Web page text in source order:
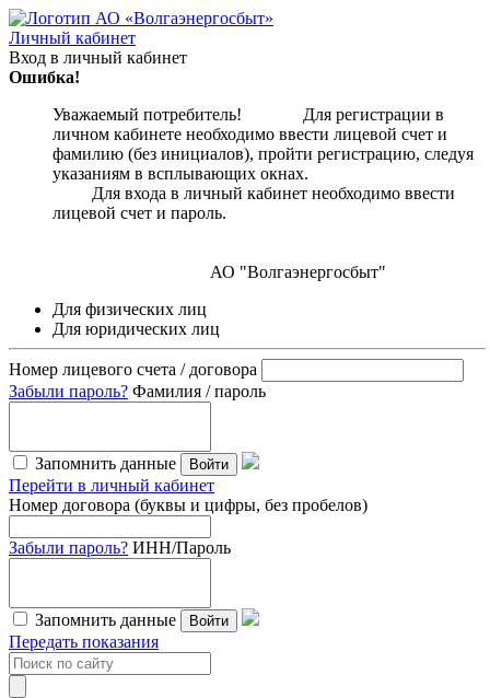
Личный кабинет
Вход в личный кабинет
Ошибка!
Уважаемый потребитель! Для регистрации в
личном кабинете необходимо ввести лицевой счет и
фамилию (без инициалов), пройти регистрацию, следуя
указаниям в всплывающих окнах.
Для входа в личный кабинет необходимо ввести
лицевой счет и пароль.
АО "Волгаэнергосбыт"
Для физических лиц
Для юридических лиц
Номер лицевого счета / договора
Забыли пароль? Фамилия / пароль
Запомнить данные Войти
Перейти в личный кабинет
Номер договора (буквы и цифры, без пробелов)
Забыли пароль? ИНН/Пароль
Запомнить данные Войти
Передать показания